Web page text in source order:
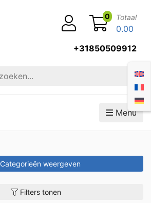
+31850509912
0 Totaal
0.00
Menu
Categorieën weergeven
Filters tonen